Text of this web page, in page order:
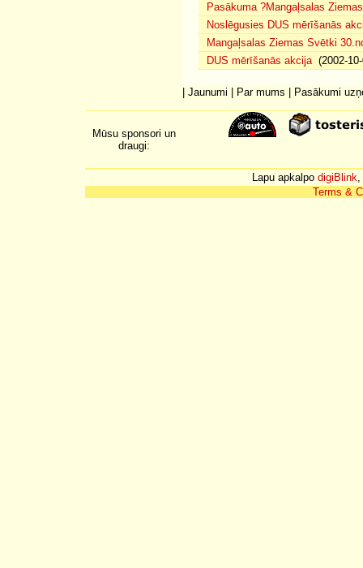
Pasākuma ?Mangaļsalas
Noslēgusies DUS mērīšanās
Mangaļsalas Ziemas Svētki
DUS mērīšanās akcija(2002-10-
Jaunumi Par mums Pasākumi
Mūsu sponsori un
draugi:
Lapu apkalpo digiBlink,
Terms &